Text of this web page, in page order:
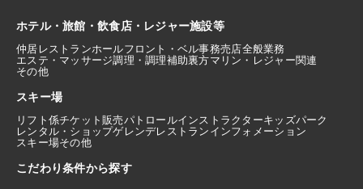
ホテル・旅館・飲食店・レジャー施設等
仲居 レストランホールフロント・ベル事務売店全般業務
エステ・マッサージ調理・調理補助裏方マリン・レジャー関連
その他
スキー場
リフト係チケット販売パトロールインストラクターキッズパーク
レンタル・ショップゲレンデレストラン インフォメーション
スキー場その他
こだわり条件から探す